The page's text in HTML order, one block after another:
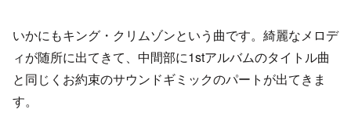
いかにもキング・クリムゾンという曲です。綺麗なメロデ
ィが随所に出てきて、中間部に1stアルバムのタイトル曲
と同じくお約束のサウンドギミックのパートが出てきま
す。